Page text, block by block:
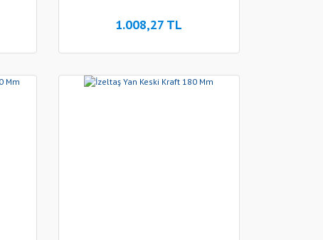
1.008,27 TL